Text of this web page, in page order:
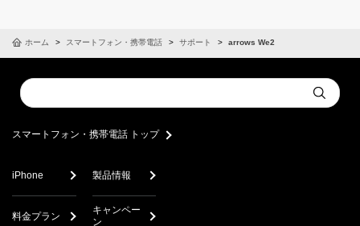
ホーム スマートフォン・携帯電話 サポート arrows We2
Conduct
a
Submit
スマートフォン・携帯電話 トップ
iPhone 製品情報
料金プラン
キャンペー
ン